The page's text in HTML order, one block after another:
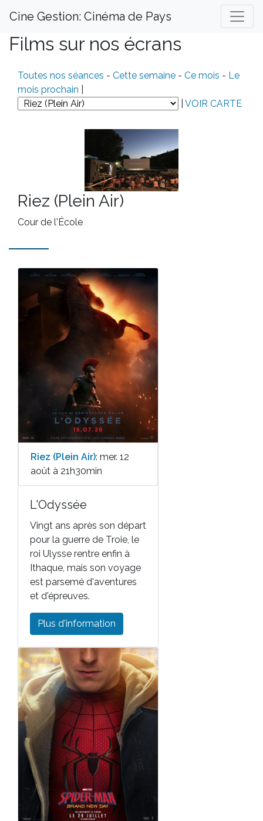
Cine Gestion: Cinéma de Pays
Films sur nos écrans
Toutes nos séances - Cette semaine - Ce mois - Le
mois prochain
VOIR CARTE
Riez (Plein Air)
Cour de l'École
Riez (Plein Air): mer. 12
août à 21h30min
L'Odyssée
Vingt ans après son départ
pour la guerre de Troie, le
roi Ulysse rentre enfin à
Ithaque, mais son voyage
est parsemé d'aventures
et d'épreuves.
Plus d'information